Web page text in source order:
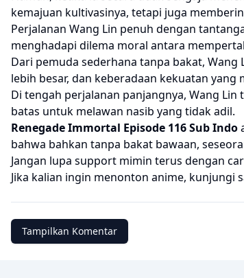
kemajuan kultivasinya, tetapi juga
Perjalanan Wang Lin penuh dengan
menghadapi dilema moral antara
Dari pemuda sederhana tanpa bakat,
lebih besar, dan keberadaan kekuatan
Di tengah perjalanan panjangnya, Wang
batas untuk melawan nasib yang tidak adil.
Renegade Immortal Episode 116 Sub Indo
bahwa bahkan tanpa bakat bawaan,
Jangan lupa support mimin terus dengan
Jika kalian ingin menonton anime, kunjungi
Tampilkan Komentar